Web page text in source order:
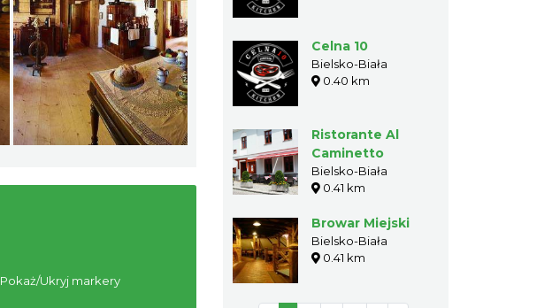
Pokaż/Ukryj markery
Celna 10
Bielsko-Biała
0.40 km
Ristorante Al
Caminetto
Bielsko-Biała
0.41 km
Browar Miejski
Bielsko-Biała
0.41 km